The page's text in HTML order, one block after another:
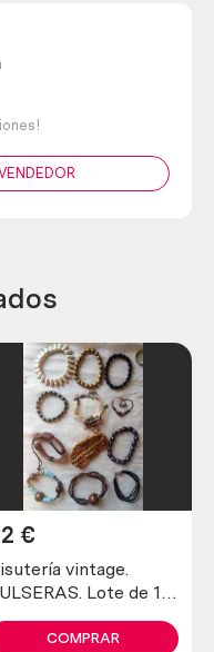
vintage.
Lote de 12
€
COMPRAR